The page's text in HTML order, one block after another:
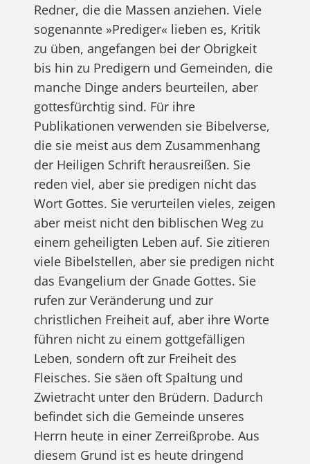
Redner, die die Massen anziehen. Viele
sogenannte »Prediger« lieben es, Kritik
zu üben, angefangen bei der Obrigkeit
bis hin zu Predigern und Gemeinden, die
manche Dinge anders beurteilen, aber
gottesfürchtig sind. Für ihre
Publikationen verwenden sie Bibelverse,
die sie meist aus dem Zusammenhang
der Heiligen Schrift herausreißen. Sie
reden viel, aber sie predigen nicht das
Wort Gottes. Sie verurteilen vieles, zeigen
aber meist nicht den biblischen Weg zu
einem geheiligten Leben auf. Sie zitieren
viele Bibelstellen, aber sie predigen nicht
das Evangelium der Gnade Gottes. Sie
rufen zur Veränderung und zur
christlichen Freiheit auf, aber ihre Worte
führen nicht zu einem gottgefälligen
Leben, sondern oft zur Freiheit des
Fleisches. Sie säen oft Spaltung und
Zwietracht unter den Brüdern. Dadurch
befindet sich die Gemeinde unseres
Herrn heute in einer Zerreißprobe. Aus
diesem Grund ist es heute dringend